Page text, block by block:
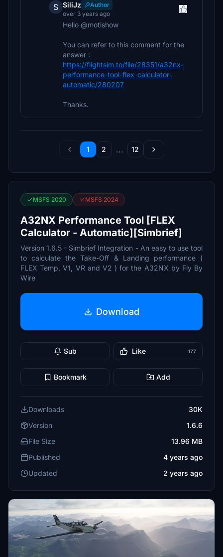
S SiliJz
Author
over 3 years ago
Hello @motishow
You can refer to this comment for the
answer :
https://flightsim.to/file/28351/a32nx-
performance-tool-flex-calculator-
automatic/280207
Thanks.
1 2 ... 12
MSFS 2020 MSFS 2024
A32NX Performance Tool [FLEX
Calculator - Automatic][Simbrief]
Version 1.6.5 - Simbrief Integration - An easy to use tool
to calculate the Take-Off & Landing performance (
FLEX Temp, V1, VR and V2 ) for the A32NX by Fly By
Wire
Download
Sub Like 177
Bookmark Add
Downloads
30K
Version
1.6.6
File Size
13.96 MB
Published
4 years ago
Updated
2 years ago